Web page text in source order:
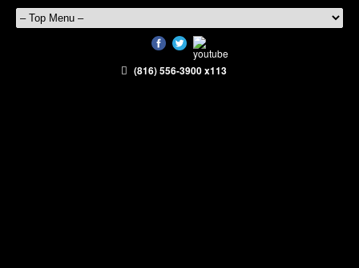
(816) 556-3900 x113